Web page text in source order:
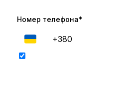
Номер телефона*